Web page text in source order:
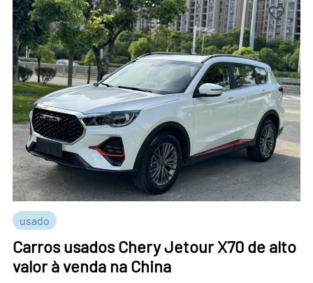
usado
Carros usados ​​Chery Jetour X70 de alto
valor à venda na China